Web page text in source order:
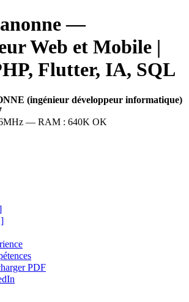
—
Web et Mobile |
Flutter, IA, SQL
(ingénieur développeur informatique)
— RAM : 640K OK
PDF